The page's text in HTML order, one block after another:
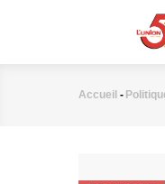
Fil
Accueil -